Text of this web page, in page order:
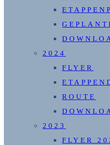
2024
FLYER
ROUTE
2023
FLYER